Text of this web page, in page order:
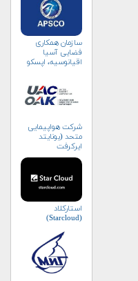
سازمان همکاری
فضایی آسیا
اقیانوسیه، اپسکو
شرکت هواپیمایی
متحد (یونایتد
ایرکرفت
کورپوریشن)
استارکلاد
(Starcloud)